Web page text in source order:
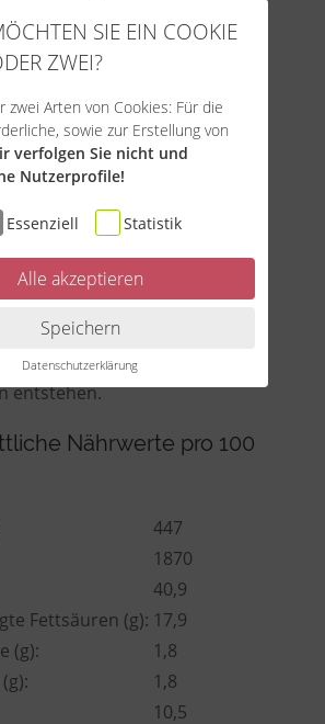
vom Mangalitza, Speck
20 % Schweineleber vom
Meersalz, Gewürze (mit
Richtwerte. Da es sich um
handelt, können
entstehen.
Nährwerte pro 100
447
1870
40,9
Fettsäuren (g): 17,9
(g):
1,8
1,8
10,5
SIE EIN COOKIE
ZWEI?
zwei Arten von Cookies: Für die
sowie zur Erstellung von
verfolgen Sie nicht und
Nutzerprofile!
Essenziell Statistik
Alle akzeptieren
Speichern
Datenschutzerklärung